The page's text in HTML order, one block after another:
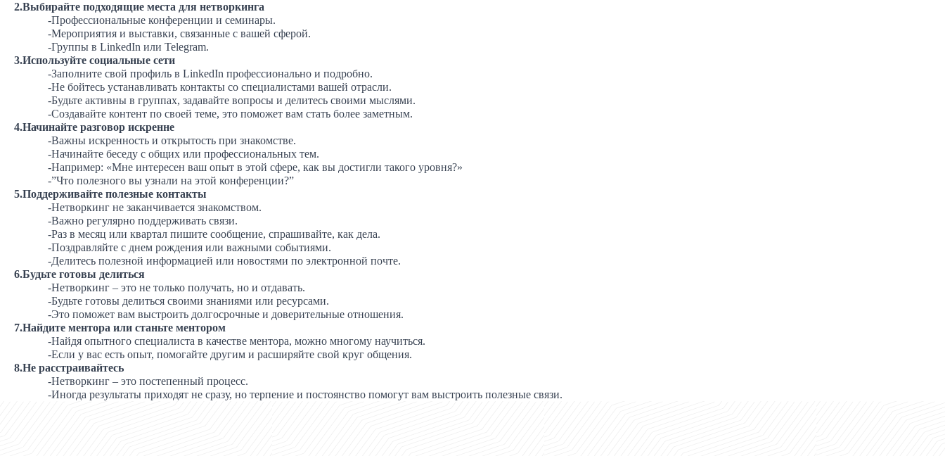
2.Выбирайте подходящие места для нетворкинга
-Профессиональные конференции и семинары.
-Мероприятия и выставки, связанные с вашей сферой.
-Группы в LinkedIn или Telegram.
3.Используйте социальные сети
-Заполните свой профиль в LinkedIn профессионально и подробно.
-Не бойтесь устанавливать контакты со специалистами вашей отрасли.
-Будьте активны в группах, задавайте вопросы и делитесь своими мыслями.
-Создавайте контент по своей теме, это поможет вам стать более заметным.
4.Начинайте разговор искренне
-Важны искренность и открытость при знакомстве.
-Начинайте беседу с общих или профессиональных тем.
-Например: «Мне интересен ваш опыт в этой сфере, как вы достигли такого уровня?»
-”Что полезного вы узнали на этой конференции?”
5.Поддерживайте полезные контакты
-Нетворкинг не заканчивается знакомством.
-Важно регулярно поддерживать связи.
-Раз в месяц или квартал пишите сообщение, спрашивайте, как дела.
-Поздравляйте с днем рождения или важными событиями.
-Делитесь полезной информацией или новостями по электронной почте.
6.Будьте готовы делиться
-Нетворкинг – это не только получать, но и отдавать.
-Будьте готовы делиться своими знаниями или ресурсами.
-Это поможет вам выстроить долгосрочные и доверительные отношения.
7.Найдите ментора или станьте ментором
-Найдя опытного специалиста в качестве ментора, можно многому научиться.
-Если у вас есть опыт, помогайте другим и расширяйте свой круг общения.
8.Не расстраивайтесь
-Нетворкинг – это постепенный процесс.
-Иногда результаты приходят не сразу, но терпение и постоянство помогут вам выстроить полезные связи.